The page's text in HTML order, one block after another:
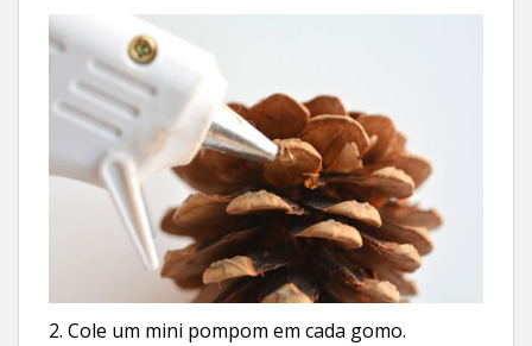
2. Cole um mini pompom em cada gomo.